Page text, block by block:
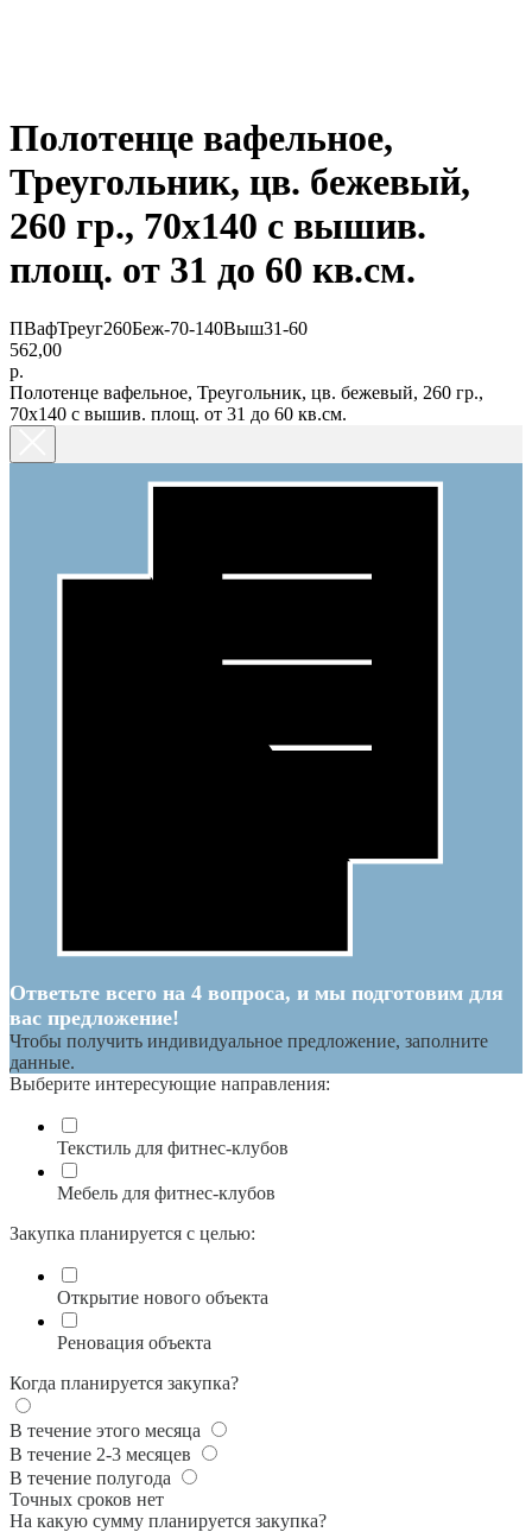
Полотенце вафельное,
Треугольник, цв. бежевый,
260 гр., 70х140 с вышив.
площ. от 31 до 60 кв.см.
ПВафТреуг260Беж-70-140Выш31-60
562,00
р.
Полотенце вафельное, Треугольник, цв. бежевый, 260 гр.,
70х140 с вышив. площ. от 31 до 60 кв.см.
Ответьте всего на 4 вопроса, и мы подготовим для
вас предложение!
Чтобы получить индивидуальное предложение, заполните
данные.
Выберите интересующие направления:
Текстиль для фитнес-клубов
Мебель для фитнес-клубов
Закупка планируется с целью:
Открытие нового объекта
Реновация объекта
Когда планируется закупка?
В течение этого месяца
В течение 2-3 месяцев
В течение полугода
Точных сроков нет
На какую сумму планируется закупка?